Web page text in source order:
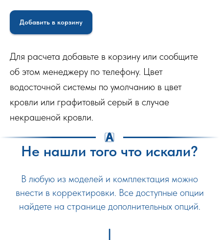
Добавить в корзину
Для расчета добавьте в корзину или сообщите
об этом менеджеру по телефону. Цвет
водосточной системы по умолчанию в цвет
кровли или графитовый серый в случае
некрашеной кровли.
Не нашли того что искали?
В любую из моделей и комплектация можно
внести в корректировки. Все доступные опции
найдете на странице дополнительных опций.